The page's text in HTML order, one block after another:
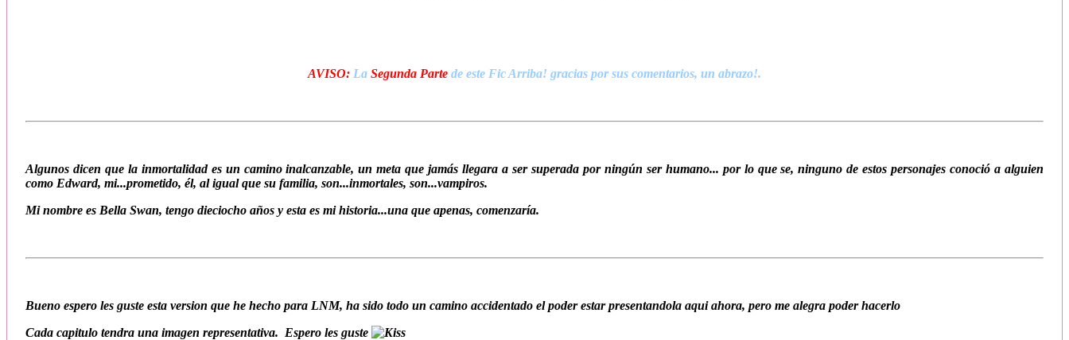
AVISO: La Segunda Parte de este Fic Arriba! gracias por sus comentarios, un abrazo!.
Algunos dicen que la inmortalidad es un camino inalcanzable, un meta que jamás llegara a ser superada por ningún ser humano... por lo que se, ninguno de estos personajes conoció a alguien
como Edward, mi...prometido, él, al igual que su familia, son...inmortales, son...vampiros.
Mi nombre es Bella Swan, tengo dieciocho años y esta es mi historia...una que apenas, comenzaría.
Bueno espero les guste esta version que he hecho para LNM, ha sido todo un camino accidentado el poder estar presentandola aqui ahora, pero me alegra poder hacerlo
Cada capitulo tendra una imagen representativa. Espero les guste